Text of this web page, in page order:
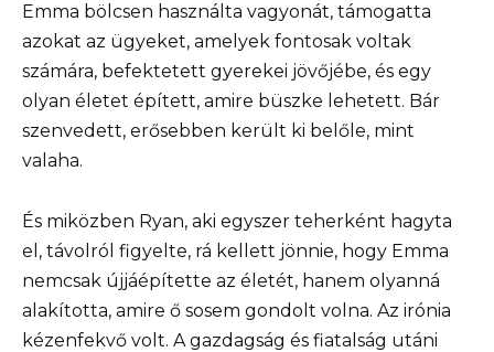
Emma bölcsen használta vagyonát, támogatta
azokat az ügyeket, amelyek fontosak voltak
számára, befektetett gyerekei jövőjébe, és egy
olyan életet épített, amire büszke lehetett. Bár
szenvedett, erősebben került ki belőle, mint
valaha.
És miközben Ryan, aki egyszer teherként hagyta
el, távolról figyelte, rá kellett jönnie, hogy Emma
nemcsak újjáépítette az életét, hanem olyanná
alakította, amire ő sosem gondolt volna. Az irónia
kézenfekvő volt. A gazdagság és fiatalság utáni